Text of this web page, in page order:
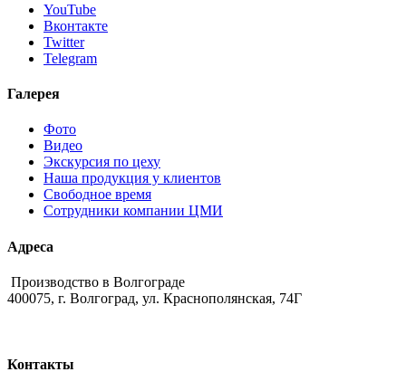
YouTube
Вконтакте
Twitter
Telegram
Галерея
Фото
Видео
Экскурсия по цеху
Наша продукция у клиентов
Свободное время
Сотрудники компании ЦМИ
Адреса
Производство в Волгограде
400075, г. Волгоград, ул. Краснополянская, 74Г
Контакты